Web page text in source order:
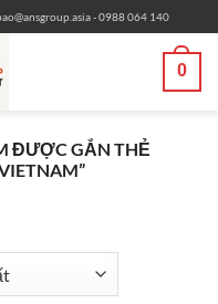
- 0988 064 140
0
ĐƯỢC GẮN THẺ